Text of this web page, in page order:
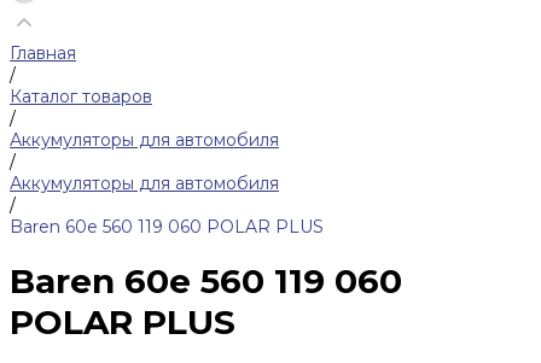
Главная
/
Каталог товаров
/
Аккумуляторы для автомобиля
/
Аккумуляторы для автомобиля
/
Baren 60е 560 119 060 POLAR PLUS
Baren 60е 560 119 060
POLAR PLUS